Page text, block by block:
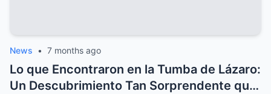
News • 7 months ago
Lo que Encontraron en la Tumba de Lázaro:
Un Descubrimiento Tan Sorprendente que